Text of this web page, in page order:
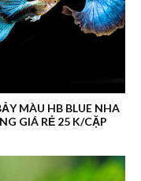
MÀU HB BLUE NHA
GIÁ RẺ 25 K/CẶP